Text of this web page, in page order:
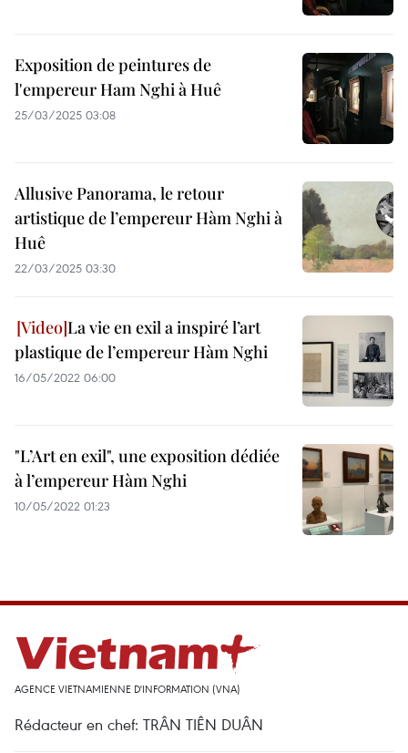
Exposition de peintures de
l'empereur Ham Nghi à Huê
25/03/2025 03:08
Allusive Panorama, le retour
artistique de l’empereur Hàm Nghi à
Huê
22/03/2025 03:30
La vie en exil a inspiré l’art
plastique de l’empereur Hàm Nghi
16/05/2022 06:00
"L’Art en exil", une exposition dédiée
à l’empereur Hàm Nghi
10/05/2022 01:23
AGENCE VIETNAMIENNE D'INFORMATION (VNA)
Rédacteur en chef: TRÂN TIÊN DUÂN